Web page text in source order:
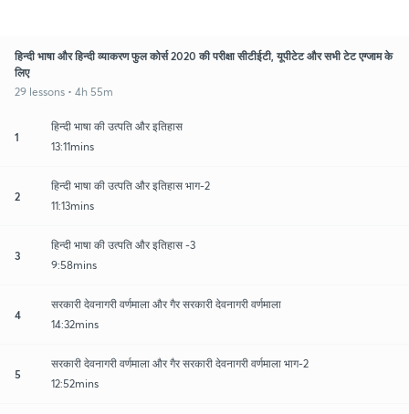
हिन्दी भाषा और हिन्दी व्याकरण फुल कोर्स 2020 की परीक्षा सीटीईटी, यूपीटेट और सभी टेट एग्जाम के
लिए
29 lessons • 4h 55m
1
हिन्दी भाषा की उत्पति और इतिहास
13:11mins
2
हिन्दी भाषा की उत्पति और इतिहास भाग-2
11:13mins
3
हिन्दी भाषा की उत्पति और इतिहास -3
9:58mins
4
सरकारी देवनागरी वर्णमाला और गैर सरकारी देवनागरी वर्णमाला
14:32mins
5
सरकारी देवनागरी वर्णमाला और गैर सरकारी देवनागरी वर्णमाला भाग-2
12:52mins